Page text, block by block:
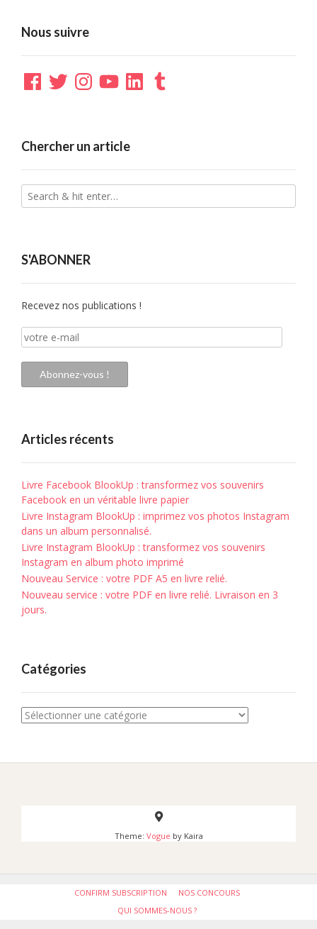
Nous suivre
Facebook
TwitterInstagramYouTubeLinkedInTumblr
Chercher un article
S'ABONNER
Recevez nos publications !
votre
e-
mail
Abonnez-vous !
Articles récents
Livre Facebook BlookUp : transformez vos souvenirs
Facebook en un véritable livre papier
Livre Instagram BlookUp : imprimez vos photos Instagram
dans un album personnalisé.
Livre Instagram BlookUp : transformez vos souvenirs
Instagram en album photo imprimé
Nouveau Service : votre PDF A5 en livre relié.
Nouveau service : votre PDF en livre relié. Livraison en 3
jours.
Catégories
Catégories
Theme: Vogue by Kaira
CONFIRM SUBSCRIPTION
NOS CONCOURS
QUI SOMMES-NOUS ?